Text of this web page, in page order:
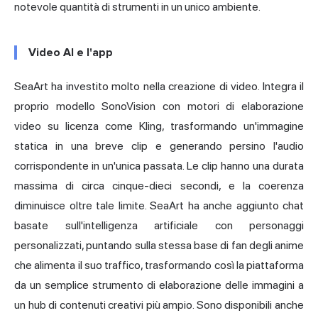
notevole quantità di strumenti in un unico ambiente.
Video AI e l'app
SeaArt ha investito molto nella creazione di video. Integra il
proprio modello SonoVision con motori di elaborazione
video su licenza come Kling, trasformando un'immagine
statica in una breve clip e generando persino l'audio
corrispondente in un'unica passata. Le clip hanno una durata
massima di circa cinque-dieci secondi, e la coerenza
diminuisce oltre tale limite. SeaArt ha anche aggiunto chat
basate sull'intelligenza artificiale con personaggi
personalizzati, puntando sulla stessa base di fan degli anime
che alimenta il suo traffico, trasformando così la piattaforma
da un semplice strumento di elaborazione delle immagini a
un hub di contenuti creativi più ampio. Sono disponibili anche